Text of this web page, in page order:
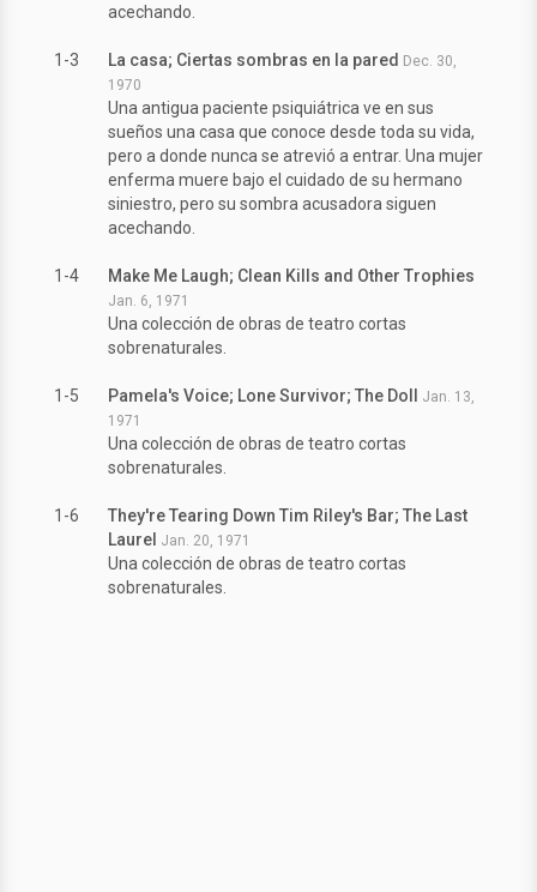
acechando.
1-3 La casa; Ciertas sombras en la pared Dec. 30,
1970
Una antigua paciente psiquiátrica ve en sus
sueños una casa que conoce desde toda su vida,
pero a donde nunca se atrevió a entrar. Una mujer
enferma muere bajo el cuidado de su hermano
siniestro, pero su sombra acusadora siguen
acechando.
1-4 Make Me Laugh; Clean Kills and Other Trophies
Jan. 6, 1971
Una colección de obras de teatro cortas
sobrenaturales.
1-5 Pamela's Voice; Lone Survivor; The Doll
Jan. 13,
1971
Una colección de obras de teatro cortas
sobrenaturales.
1-6
They're Tearing Down Tim Riley's Bar; The Last
Laurel Jan. 20, 1971
Una colección de obras de teatro cortas
sobrenaturales.